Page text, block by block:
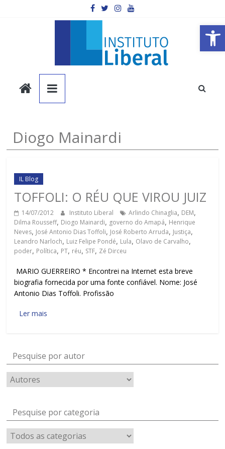
Barra de Ferramentas Aberta
Instituto
Liberal
é
mais
importante
da
sociedade.
Diogo Mainardi
IL Blog
TOFFOLI: O RÉU QUE VIROU JUIZ
14/07/2012 Instituto Liberal Arlindo Chinaglia, DEM,
Dilma Rousseff, Diogo Mainardi, governo do Amapá, Henrique
Neves, José Antonio Dias Toffoli, José Roberto Arruda, Justiça,
Leandro Narloch, Luiz Felipe Pondé, Lula, Olavo de Carvalho,
poder, Política, PT, réu, STF, Zé Dirceu
MARIO GUERREIRO * Encontrei na Internet esta breve
biografia fornecida por uma fonte confiável. Nome: José
Antonio Dias Toffoli. Profissão
Ler mais
Pesquise por autor
Pesquise por categoria